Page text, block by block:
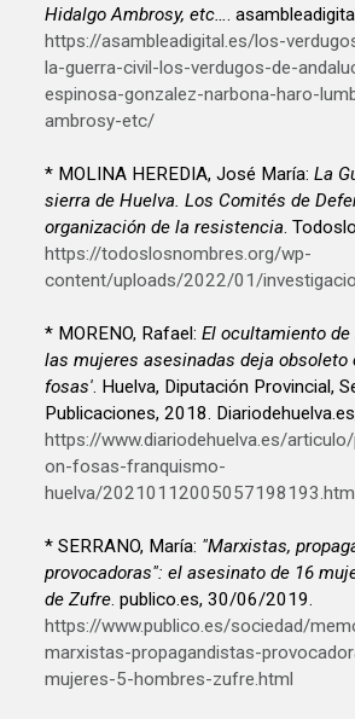
Hidalgo Ambrosy, etc….
https://asambleadigital.es/los-
la-guerra-civil-los-verdugos-de-
espinosa-gonzalez-narbona-haro-
ambrosy-etc/
* MOLINA HEREDIA, José María:La
sierra de Huelva. Los Comités de
organización de la resistencia.
https://todoslosnombres.org/wp-
content/uploads/2022/01/
* MORENO, Rafael:El ocultamiento
las mujeres asesinadas deja obsoleto
fosas'. Huelva, Diputación Provincial,
Publicaciones, 2018.
https://www.diariodehuelva.es/
on-fosas-franquismo-
huelva/
* SERRANO, María: "Marxistas,
provocadoras": el asesinato de 16
de Zufre. publico.es, 30/06/2019.
https://www.publico.es/sociedad/
marxistas-propagandistas-
mujeres-5-hombres-zufre.html